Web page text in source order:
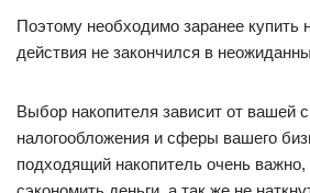
Поэтому необходимо заранее
действия не закончился в
Выбор накопителя зависит от вашей
налогообложения и сферы вашего
подходящий накопитель очень важно,